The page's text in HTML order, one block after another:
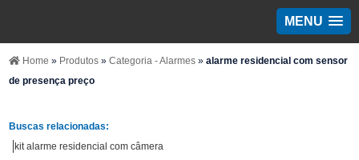
MENU
Home » Produtos»Categoria - Alarmes»alarme residencial com sensor
de presença preço
Buscas relacionadas:
kit alarme residencial com câmera